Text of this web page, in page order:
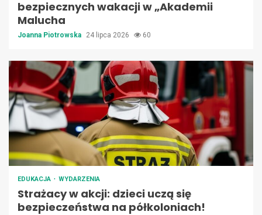
bezpiecznych wakacji w „Akademii
Malucha
Joanna Piotrowska 24 lipca 2026 60
EDUKACJA WYDARZENIA
Strażacy w akcji: dzieci uczą się
bezpieczeństwa na półkoloniach!